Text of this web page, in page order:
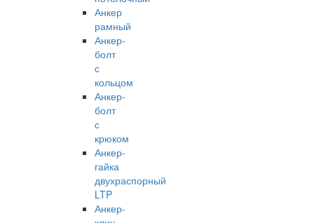
Анкер
рамный
Анкер-
болт
с
кольцом
Анкер-
болт
с
крюком
Анкер-
гайка
двухраспорный
LTP
Анкер-